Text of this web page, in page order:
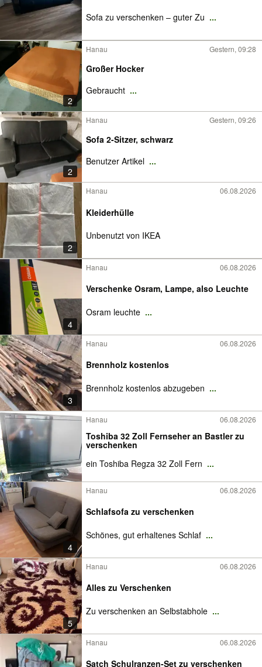
Sofa zu verschenken – guter Zu ...
2
Hanau Gestern, 09:28
Großer Hocker
Gebraucht ...
2
Hanau Gestern, 09:26
Sofa 2-Sitzer, schwarz
Benutzer Artikel ...
2
Hanau 06.08.2026
Kleiderhülle
Unbenutzt von IKEA
4
Hanau 06.08.2026
Verschenke Osram, Lampe, also Leuchte
Osram leuchte ...
3
Hanau 06.08.2026
Brennholz kostenlos
Brennholz kostenlos abzugeben ...
Hanau 06.08.2026
Toshiba 32 Zoll Fernseher an Bastler zu
verschenken
ein Toshiba Regza 32 Zoll Fern ...
4
Hanau 06.08.2026
Schlafsofa zu verschenken
Schönes, gut erhaltenes Schlaf ...
5
Hanau 06.08.2026
Alles zu Verschenken
Zu verschenken an Selbstabhole ...
Hanau 06.08.2026
Satch Schulranzen-Set zu verschenken